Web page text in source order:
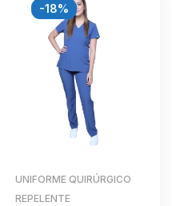
-18%
UNIFORME QUIRÚRGICO
REPELENTE